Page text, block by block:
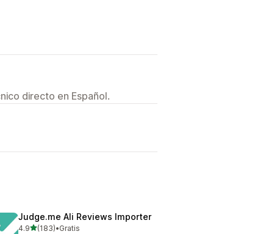
directo en Español.
Judge.me Ali Reviews Importer
4.9de 5 estrellas
(183)•Gratis